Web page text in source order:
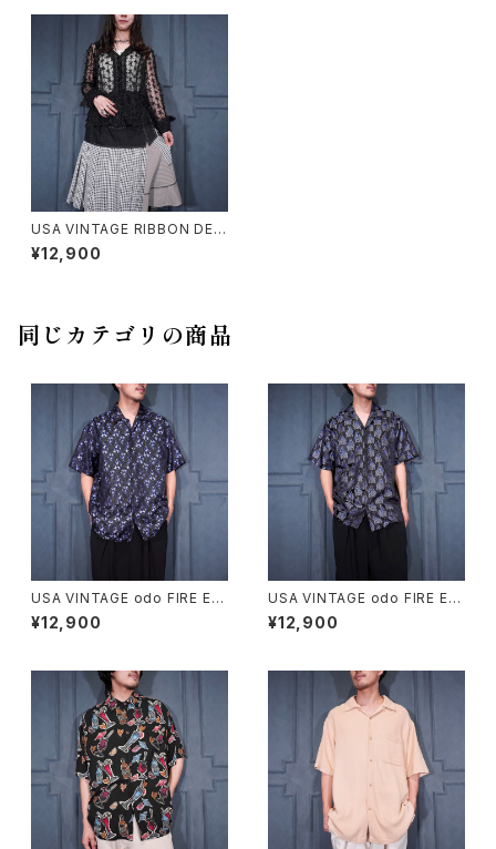
USA VINTAGE RIBBON DESI
GN SHEER SHIRT JACKET/
アメリカ古着リボンデザインシア
¥12,900
同じカテゴリの商品
USA VINTAGE odo FIRE EM
BROIDERY JACQUARD DES
IGN OPEN COLLAR HALF S
ンオープンカラー半袖シャツ
¥12,900
USA VINTAGE odo FIRE EM
BROIDERY JACQUARD DES
IGN OPEN COLLAR HALF S
ンオープンカラー半袖シャツ
¥12,900